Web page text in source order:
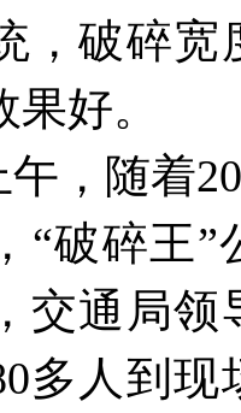
，破碎
好。
，随着
“破碎王
交通局
多人到